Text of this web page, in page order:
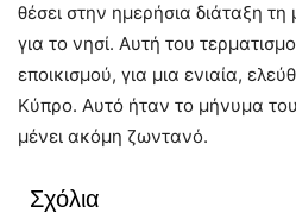
θέσει στην ημερήσια διάταξη
για το νησί. Αυτή του
εποικισμού, για μια ενιαία,
Κύπρο. Αυτό ήταν το μήνυμα
μένει ακόμη ζωντανό.
Σχόλια